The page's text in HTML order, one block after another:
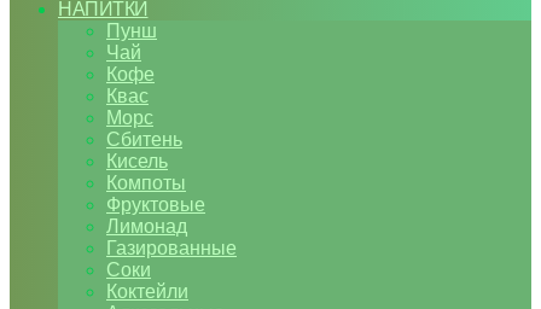
НАПИТКИ
Пунш
Чай
Кофе
Квас
Морс
Сбитень
Кисель
Компоты
Фруктовые
Лимонад
Газированные
Соки
Коктейли